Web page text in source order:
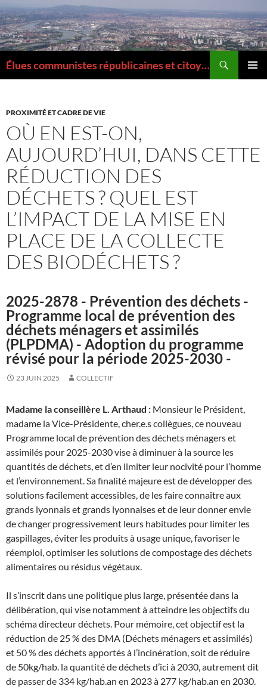
Aller
au
contenu
Élues communistes républicaines et citoyennes de la Métropole de Lyon
PROXIMITÉ ET CADRE DE VIE
OÙ EN EST-ON,
AUJOURD’HUI, DANS CETTE
RÉDUCTION DES
DÉCHETS ? QUEL EST
L’IMPACT DE LA MISE EN
PLACE DE LA COLLECTE
DES BIODÉCHETS ?
2025-2878 - Prévention des déchets -
Programme local de prévention des
déchets ménagers et assimilés
(PLPDMA) - Adoption du programme
révisé pour la période 2025-2030 -
23 JUIN 2025 COLLECTIF
Madame la conseillère L. Arthaud : Monsieur le Président,
madame la Vice-Présidente, cher.e.s collègues, ce nouveau
Programme local de prévention des déchets ménagers et
assimilés pour 2025-2030 vise à diminuer à la source les
quantités de déchets, et d’en limiter leur nocivité pour l’homme
et l’environnement. Sa finalité majeure est de développer des
solutions facilement accessibles, de les faire connaître aux
grands lyonnais et grands lyonnaises et de leur donner envie
de changer progressivement leurs habitudes pour limiter les
gaspillages, éviter les produits à usage unique, favoriser le
réemploi, optimiser les solutions de compostage des déchets
alimentaires ou résidus végétaux.
Il s’inscrit dans une politique plus large, présentée dans la
délibération, qui vise notamment à atteindre les objectifs du
schéma directeur déchets. Pour mémoire, cet objectif est la
réduction de 25 % des DMA (Déchets ménagers et assimilés)
et 50 % des déchets apportés à l’incinération, soit de réduire
de 50kg/hab. la quantité de déchets d’ici à 2030, autrement dit
de passer de 334 kg/hab.an en 2023 à 277 kg/hab.an en 2030.